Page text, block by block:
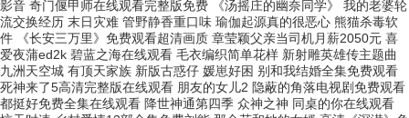
影音 奇门偃甲师在线观看完整版免费 《汤摇庄的幽奈同学》 我的老婆轮
流交换经历 末日灾难 管野静香重口味 瑜伽起源真的很恶心 熊猫杀毒软
件 《长安三万里》免费观看超清画质 章莹颖父亲当司机月薪2050元 喜
爱夜蒲ed2k 碧蓝之海在线观看 毛衣编织简单花样 新射雕英雄传主题曲
九洲天空城 有顶天家族 新版古惑仔 媛崽好困 别和我结婚全集免费观看
死神来了5高清完整版在线观看 朋友的女儿2 隐蔽的角落电视剧免费观看
都挺好免费全集在线观看 降世神通第四季 众神之神 同桌的你在线观看